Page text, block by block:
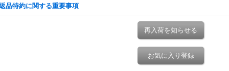
品特約に関する重要事項
再入荷を知らせる
お気に入り登録